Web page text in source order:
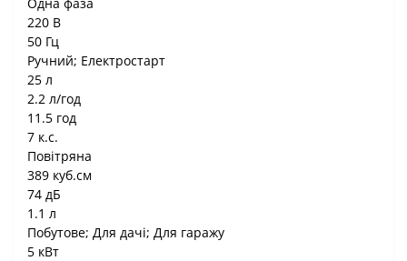
220 В
50 Гц
Ручний; Електростарт
25 л
2.2 л/год
11.5 год
7 к.с.
Повітряна
389 куб.см
74 дБ
1.1 л
Побутове; Для дачі; Для гаражу
5 кВт